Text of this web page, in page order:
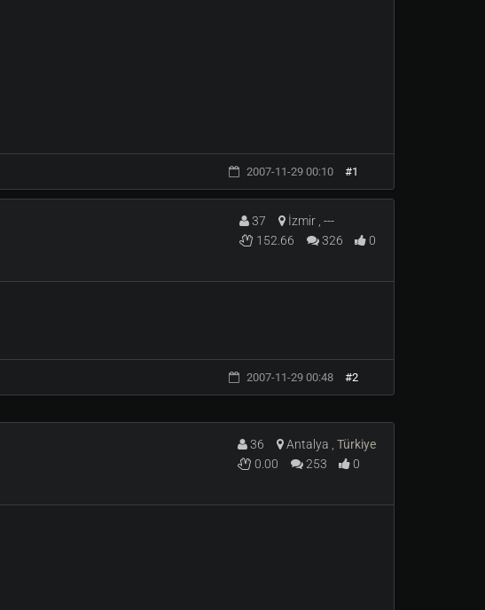
2007-11-29 00:10 #1
37 İzmir , ---
152.66
326 0
2007-11-29 00:48 #2
36 Antalya , Türkiye
0.00
253 0